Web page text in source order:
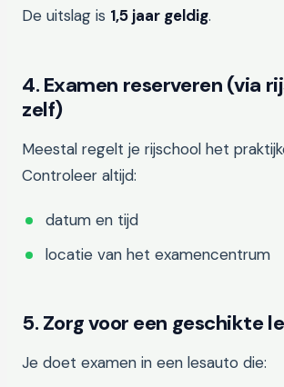
De uitslag is 1,5 jaar geldig.
4. Examen reserveren (via
zelf)
Meestal regelt je rijschool het
Controleer altijd:
datum en tijd
locatie van het examencentrum
5. Zorg voor een geschikte
Je doet examen in een lesauto die: